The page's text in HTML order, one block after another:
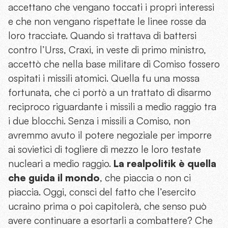
accettano che vengano toccati i propri interessi
e che non vengano rispettate le linee rosse da
loro tracciate. Quando si trattava di battersi
contro l’Urss, Craxi, in veste di primo ministro,
accettò che nella base militare di Comiso fossero
ospitati i missili atomici. Quella fu una mossa
fortunata, che ci portò a un trattato di disarmo
reciproco riguardante i missili a medio raggio tra
i due blocchi. Senza i missili a Comiso, non
avremmo avuto il potere negoziale per imporre
ai sovietici di togliere di mezzo le loro testate
nucleari a medio raggio. La realpolitik è quella
che guida il mondo, che piaccia o non ci
piaccia. Oggi, consci del fatto che l’esercito
ucraino prima o poi capitolerà, che senso può
avere continuare a esortarli a combattere? Che